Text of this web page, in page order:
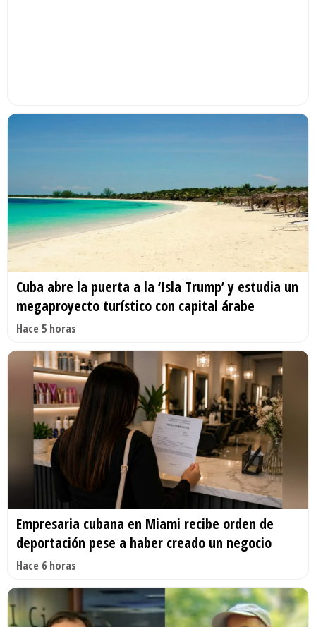
Cuba abre la puerta a la ‘Isla Trump’ y estudia un
megaproyecto turístico con capital árabe
Hace 5 horas
Empresaria cubana en Miami recibe orden de
deportación pese a haber creado un negocio
Hace 6 horas